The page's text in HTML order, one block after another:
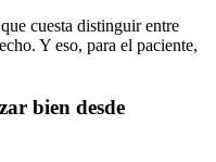
cuesta distinguir entre
Y eso, para el paciente,
bien desde